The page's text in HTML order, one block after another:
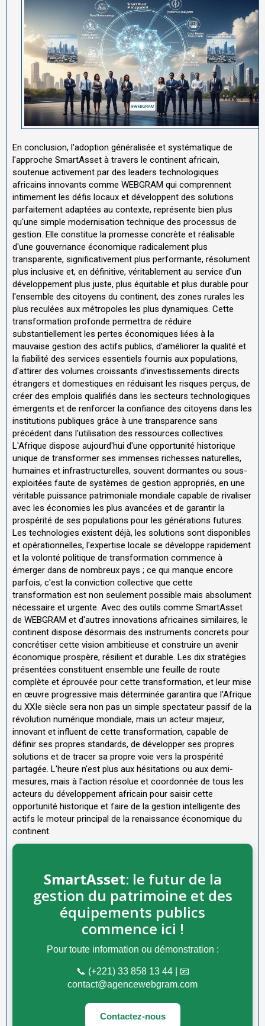
En conclusion, l'adoption généralisée et systématique de
l'approche SmartAsset à travers le continent africain,
soutenue activement par des leaders technologiques
africains innovants comme WEBGRAM qui comprennent
intimement les défis locaux et développent des solutions
parfaitement adaptées au contexte, représente bien plus
qu'une simple modernisation technique des processus de
gestion. Elle constitue la promesse concrète et réalisable
d'une gouvernance économique radicalement plus
transparente, significativement plus performante, résolument
plus inclusive et, en définitive, véritablement au service d'un
développement plus juste, plus équitable et plus durable pour
l'ensemble des citoyens du continent, des zones rurales les
plus reculées aux métropoles les plus dynamiques. Cette
transformation profonde permettra de réduire
substantiellement les pertes économiques liées à la
mauvaise gestion des actifs publics, d'améliorer la qualité et
la fiabilité des services essentiels fournis aux populations,
d'attirer des volumes croissants d'investissements directs
étrangers et domestiques en réduisant les risques perçus, de
créer des emplois qualifiés dans les secteurs technologiques
émergents et de renforcer la confiance des citoyens dans les
institutions publiques grâce à une transparence sans
précédent dans l'utilisation des ressources collectives.
L'Afrique dispose aujourd'hui d'une opportunité historique
unique de transformer ses immenses richesses naturelles,
humaines et infrastructurelles, souvent dormantes ou sous-
exploitées faute de systèmes de gestion appropriés, en une
véritable puissance patrimoniale mondiale capable de rivaliser
avec les économies les plus avancées et de garantir la
prospérité de ses populations pour les générations futures.
Les technologies existent déjà, les solutions sont disponibles
et opérationnelles, l'expertise locale se développe rapidement
et la volonté politique de transformation commence à
émerger dans de nombreux pays ; ce qui manque encore
parfois, c'est la conviction collective que cette
transformation est non seulement possible mais absolument
nécessaire et urgente. Avec des outils comme SmartAsset
de WEBGRAM et d'autres innovations africaines similaires, le
continent dispose désormais des instruments concrets pour
concrétiser cette vision ambitieuse et construire un avenir
économique prospère, résilient et durable. Les dix stratégies
présentées constituent ensemble une feuille de route
complète et éprouvée pour cette transformation, et leur mise
en œuvre progressive mais déterminée garantira que l'Afrique
du XXIe siècle sera non pas un simple spectateur passif de la
révolution numérique mondiale, mais un acteur majeur,
innovant et influent de cette transformation, capable de
définir ses propres standards, de développer ses propres
solutions et de tracer sa propre voie vers la prospérité
partagée. L'heure n'est plus aux hésitations ou aux demi-
mesures, mais à l'action résolue et coordonnée de tous les
acteurs du développement africain pour saisir cette
opportunité historique et faire de la gestion intelligente des
actifs le moteur principal de la renaissance économique du
continent.
SmartAsset: le futur de la
gestion du patrimoine et des
équipements publics
commence ici !
Pour toute information ou démonstration :
📞 (+221) 33 858 13 44 | 📧
contact@agencewebgram.com
Contactez-nous